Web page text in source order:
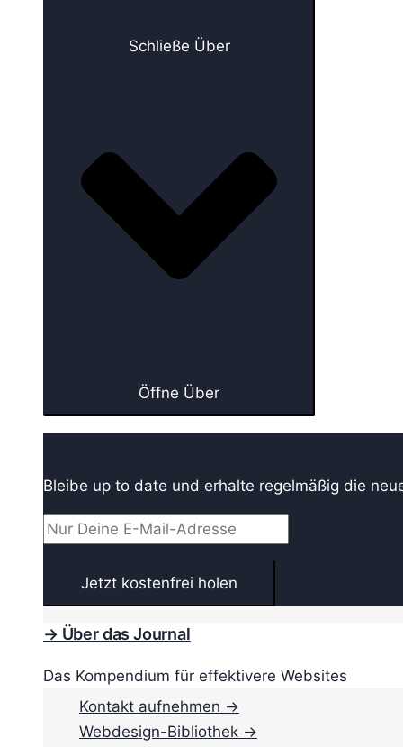
Schließe Über
Öffne Über
Bleibe up to date und erhalte regelmäßig die
→ Über das Journal
Das Kompendium für effektivere Websites
Kontakt aufnehmen →
Webdesign-Bibliothek →